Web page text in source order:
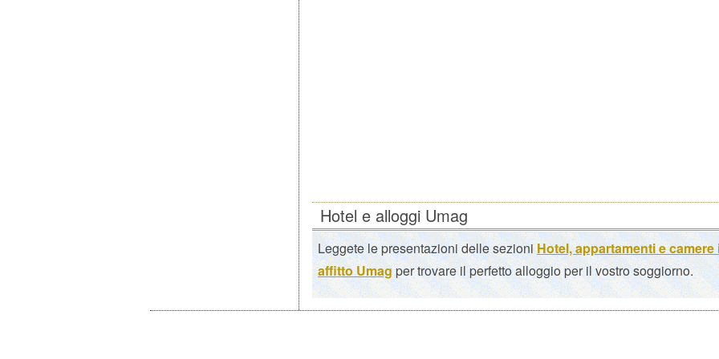
Hotel e alloggi Umag
Leggete le presentazioni delle sezioni Hotel, appartamenti e camere
affitto Umag per trovare il perfetto alloggio per il vostro soggiorno.